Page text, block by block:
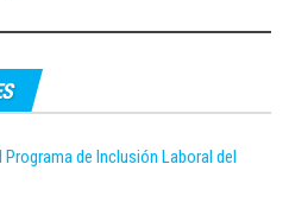
de Inclusión Laboral del